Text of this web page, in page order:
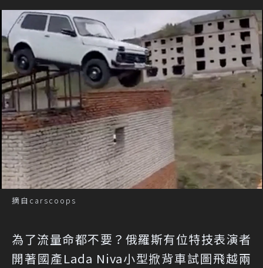
摘自carscoops
為了流量命都不要？俄羅斯有位特技表演者
開著國產Lada Niva小型掀背車試圖飛越兩